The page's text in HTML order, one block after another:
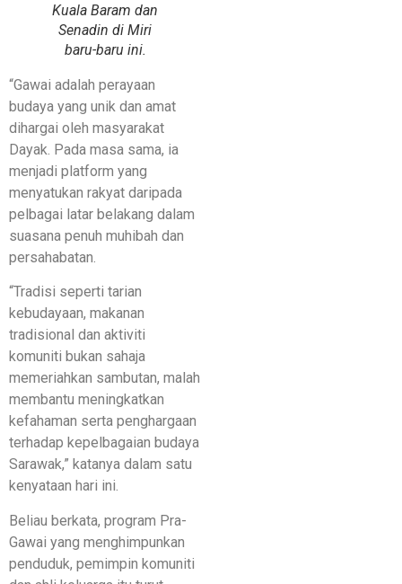
Kuala Baram dan
Senadin di Miri
baru-baru ini.
“Gawai adalah perayaan
budaya yang unik dan amat
dihargai oleh masyarakat
Dayak. Pada masa sama, ia
menjadi platform yang
menyatukan rakyat daripada
pelbagai latar belakang dalam
suasana penuh muhibah dan
persahabatan.
“Tradisi seperti tarian
kebudayaan, makanan
tradisional dan aktiviti
komuniti bukan sahaja
memeriahkan sambutan, malah
membantu meningkatkan
kefahaman serta penghargaan
terhadap kepelbagaian budaya
Sarawak,” katanya dalam satu
kenyataan hari ini.
Beliau berkata, program Pra-
Gawai yang menghimpunkan
penduduk, pemimpin komuniti